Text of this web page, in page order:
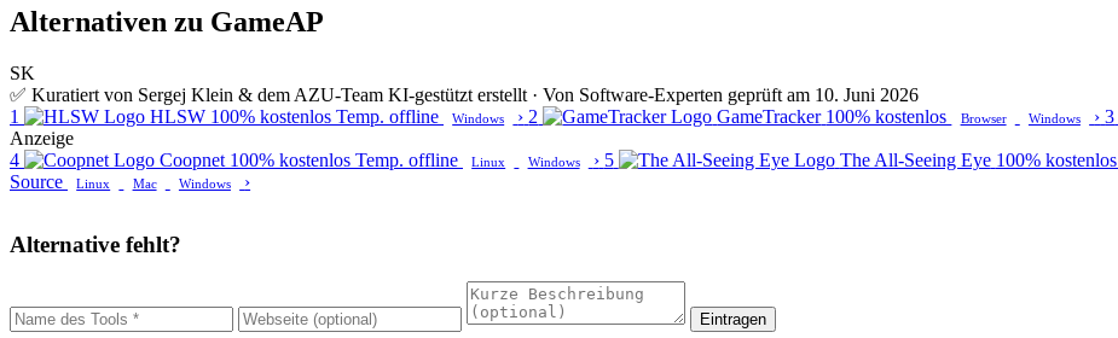
Alternativen zu GameAP
SK
✅ Kuratiert von Sergej Klein & dem AZU-Team KI-gestützt erstellt · Von Software-Experten geprüft am 10. Juni 2026
1
HLSW 100% kostenlos Temp. offline Windows › 2 GameTracker 100% kostenlos Browser Windows › 3
Anzeige
4
Coopnet 100% kostenlos Temp. offline Linux Windows › 5 The All-Seeing Eye 100% kostenlos
Source
Linux Mac Windows ›
Alternative fehlt?
Eintragen